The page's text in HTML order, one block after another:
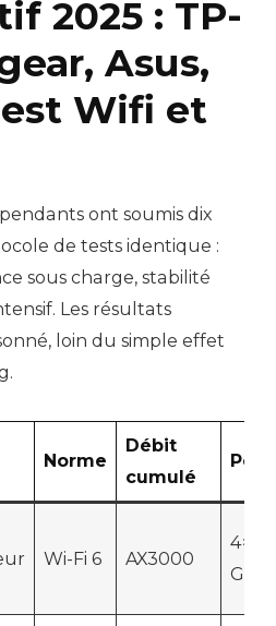
2025 : TP-
Asus,
Wifi et
ont soumis dix
de tests identique :
sous charge, stabilité
Les résultats
loin du simple effet
Norme
Débit
cumulé
Wi-Fi 6 AX3000
4×1
Gb